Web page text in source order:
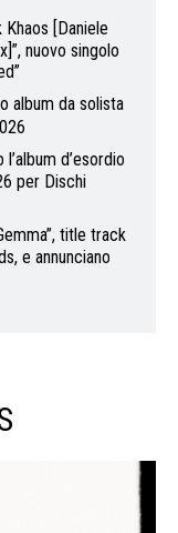
[Daniele
nuovo singolo
album da solista
d’esordio
per Dischi
title track
e annunciano